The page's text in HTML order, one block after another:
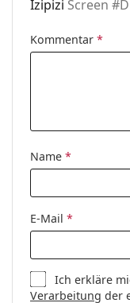
Reinigungstuch:
Kategorie:
Izipizi Screen
Kommentar *
Name *
E-Mail *
Ich erkläre
Verarbeitung der